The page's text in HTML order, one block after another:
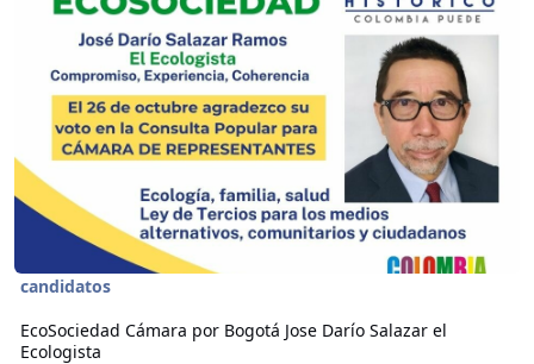
candidatos
EcoSociedad Cámara por Bogotá Jose Darío Salazar el
Ecologista